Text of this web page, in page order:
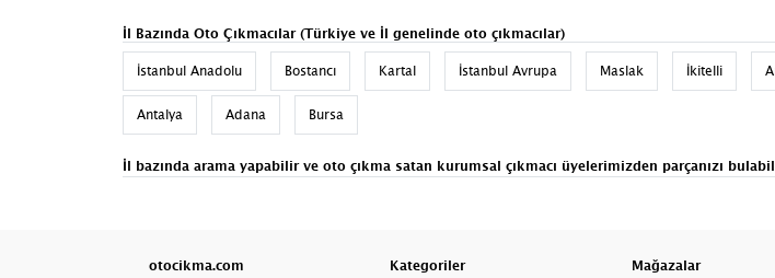
İl Bazında Oto Çıkmacılar (Türkiye ve İl genelinde oto çıkmacılar)
İstanbul Anadolu Bostancı Kartal İstanbul Avrupa Maslak İkitelli
Antalya Adana Bursa
İl bazında arama yapabilir ve oto çıkma satan kurumsal çıkmacı üyelerimizden parçanızı
otocikma.com Kategoriler Mağazalar